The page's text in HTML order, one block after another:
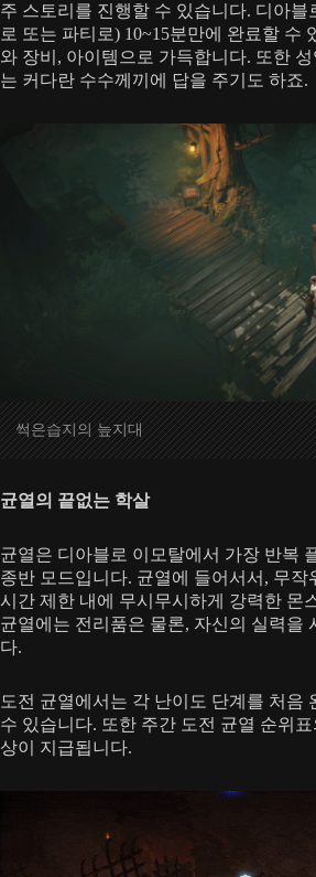
주 스토리를 진행할 수 있습니다. 디아블
로 또는 파티로) 10~15분만에 완료할 수
와 장비, 아이템으로 가득합니다. 또한
는 커다란 수수께끼에 답을 주기도 하죠.
썩은습지의 늪지대
균열의 끝없는 학살
균열은 디아블로 이모탈에서 가장 반복
종반 모드입니다. 균열에 들어서서, 무작
시간 제한 내에 무시무시하게 강력한 몬
균열에는 전리품은 물론, 자신의 실력을
다.
도전 균열에서는 각 난이도 단계를 처음
수 있습니다. 또한 주간 도전 균열 순위
상이 지급됩니다.